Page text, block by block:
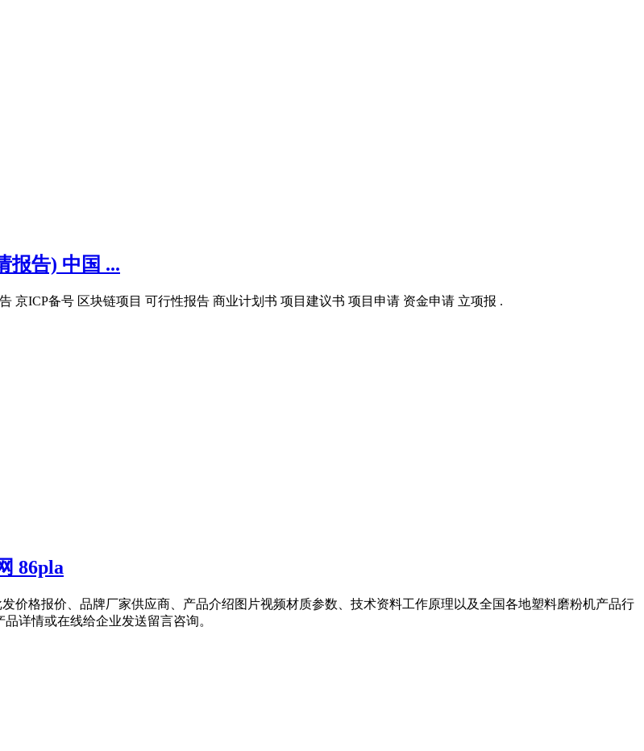
报告) 中国 ...
京ICP备号 区块链项目 可行性报告 商业计划书 项目建议书 项目申请 资金申请 立项报 .
86pla
价格报价、品牌厂家供应商、产品介绍图片视频材质参数、技术资料工作原理以及全国各地塑料磨粉机产品行
详情或在线给企业发送留言咨询。